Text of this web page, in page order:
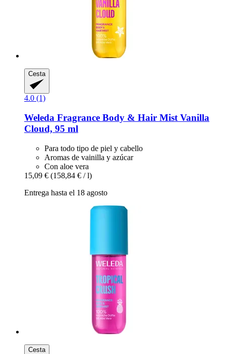
Cesta
4.0 (1)
Weleda Fragrance Body & Hair Mist Vanilla
Cloud, 95 ml
Para todo tipo de piel y cabello
Aromas de vainilla y azúcar
Con aloe vera
15,09 € (158,84 € / l)
Entrega hasta el 18 agosto
Cesta